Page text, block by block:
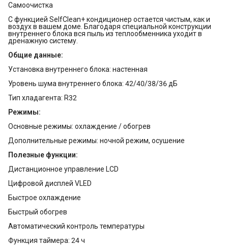
Самоочистка
С функцией SelfClean+ кондиционер остается чистым, как и
воздух в вашем доме. Благодаря специальной конструкции
внутреннего блока вся пыль из теплообменника уходит в
дренажную систему.
Общие данные:
Установка внутреннего блока: настенная
Уровень шума внутреннего блока: 42/40/38/36 дБ
Тип хладагента: R32
Режимы:
Основные режимы: охлаждение / обогрев
Дополнительные режимы: ночной режим, осушение
Полезные функции:
Дистанционное управление LCD
Цифровой дисплей VLED
Быстрое охлаждение
Быстрый обогрев
Автоматический контроль температуры
Функция таймера: 24 ч